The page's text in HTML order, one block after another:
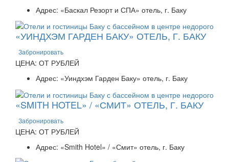
Адрес: «Баскал Резорт и СПА» отель, г. Баку
«УИНДХЭМ ГАРДЕН БАКУ» ОТЕЛЬ, Г. БАКУ
Забронировать
ЦЕНА: ОТ РУБЛЕЙ
Адрес: «Уиндхэм Гарден Баку» отель, г. Баку
«SMITH HOTEL» / «СМИТ» ОТЕЛЬ, Г. БАКУ
Забронировать
ЦЕНА: ОТ РУБЛЕЙ
Адрес: «Smith Hotel» / «Смит» отель, г. Баку